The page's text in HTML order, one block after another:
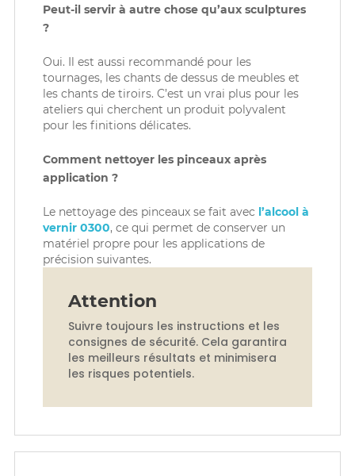
Peut-il servir à autre chose qu’aux sculptures
?
Oui. Il est aussi recommandé pour les
tournages, les chants de dessus de meubles et
les chants de tiroirs. C’est un vrai plus pour les
ateliers qui cherchent un produit polyvalent
pour les finitions délicates.
Comment nettoyer les pinceaux après
application ?
Le nettoyage des pinceaux se fait avec l’alcool à
vernir 0300, ce qui permet de conserver un
matériel propre pour les applications de
précision suivantes.
Attention
Suivre toujours les instructions et les
consignes de sécurité. Cela garantira
les meilleurs résultats et minimisera
les risques potentiels.